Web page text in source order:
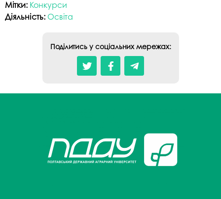
Мітки: Конкурси
Діяльність: Освіта
Поділитись у соціальних мережах: